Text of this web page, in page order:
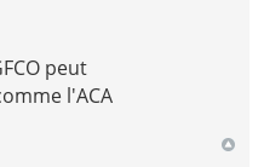
peut
l'ACA